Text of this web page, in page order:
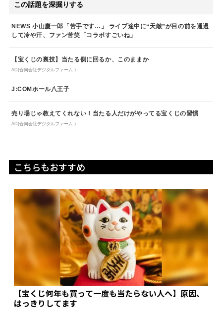
この話題を深掘りする
NEWS 小山慶一郎「苦手です…」 ライブ途中に“天敵”が目の前を通過
して冷や汗、ファン苦笑「コラボすごいね」
【宝くじの裏技】当たる側に回るか、このままか
AD(合同会社デジタルファーム )
J:COMホール八王子
売り場じゃ教えてくれない！当たる人だけがやってる宝くじの習慣
AD(合同会社デジタルファーム )
こちらもおすすめ
【宝くじ何年も買って一度も当たらない人へ】原因、
はっきりしてます